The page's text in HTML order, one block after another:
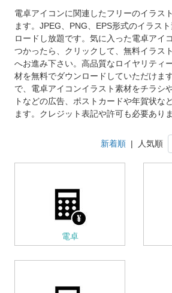
電卓アイコンに関連したフリーのイラス
ます。JPEG、PNG、EPS形式のイラス
ロードし放題です。気に入った電卓アイ
つかったら、クリックして、無料イラス
へお進み下さい。高品質なロイヤリティ
材を無料でダウンロードしていただけま
で、電卓アイコンイラスト素材をチラシ
トなどの広告、ポストカードや年賀状な
ます。クレジット表記や許可も必要ありま
新着順 | 人気順
電卓